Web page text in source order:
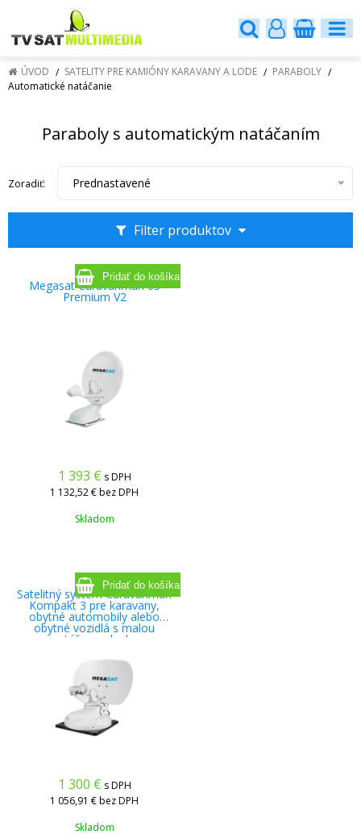
ÚVOD SATELITY PRE KAMIÓNY KARAVANY A LODE
PARABOLY
Automatické natáčanie
Paraboly s automatickým natáčaním
Filter produktov
Zoradiť: Prednastavené
Megasat Caravanman 65
Premium V2
1 393 € s DPH
1 132,52 €bez DPH
Skladom
Satelitný systém Caravanman
Kompakt 3 pre karavany,
obytné automobily alebo
obytné vozidlá s malou
montážnou plochou.
1 300 € s DPH
1 056,91 €bez DPH
Skladom